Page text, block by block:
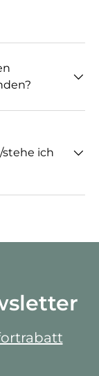
stehe ich